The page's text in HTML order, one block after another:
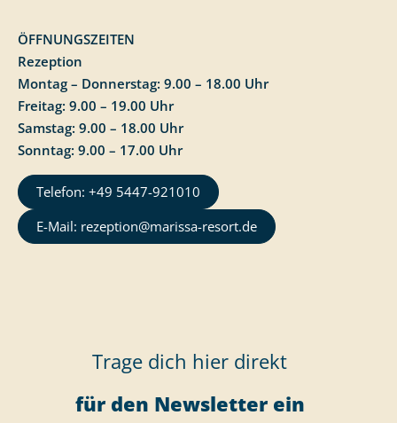
ÖFFNUNGSZEITEN
Rezeption
Montag – Donnerstag: 9.00 – 18.00 Uhr
Freitag: 9.00 – 19.00 Uhr
Samstag: 9.00 – 18.00 Uhr
Sonntag: 9.00 – 17.00 Uhr
Telefon: +49 5447-921010
E-Mail: rezeption@marissa-resort.de
Trage dich hier direkt
für den Newsletter ein